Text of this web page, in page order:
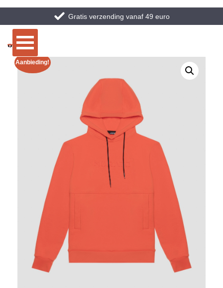
Gratis verzending vanaf 49 euro
Aanbieding!